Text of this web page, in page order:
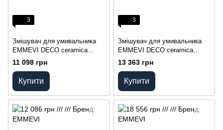
3
Змішувач для умивальника
EMMEVI DECO ceramica
BR121033
11 098 грн
Купити
3
Змішувач для умивальника
EMMEVI DECO ceramica
BR121613
13 363 грн
Купити